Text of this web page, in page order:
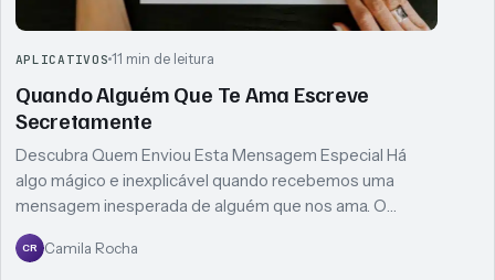
APLICATIVOS 11 min de leitura
Quando Alguém Que Te Ama Escreve
Secretamente
Descubra Quem Enviou Esta Mensagem Especial Há
algo mágico e inexplicável quando recebemos uma
mensagem inesperada de alguém que nos ama. O…
CR Camila Rocha